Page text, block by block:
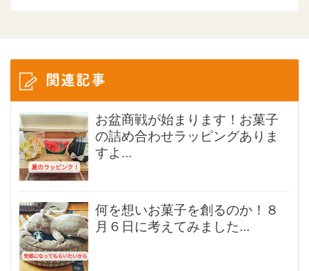
関連記事
お盆商戦が始まります！お菓子
の詰め合わせラッピングありま
すよ...
何を想いお菓子を創るのか！８
月６日に考えてみました...